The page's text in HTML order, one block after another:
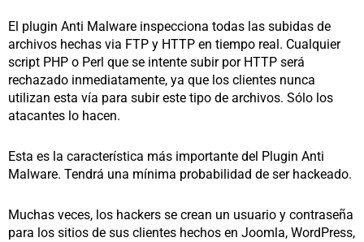
El plugin Anti Malware inspecciona todas las subidas de
archivos hechas via FTP y HTTP en tiempo real. Cualquier
script PHP o Perl que se intente subir por HTTP será
rechazado inmediatamente, ya que los clientes nunca
utilizan esta vía para subir este tipo de archivos. Sólo los
atacantes lo hacen.
Esta es la característica más importante del Plugin Anti
Malware. Tendrá una mínima probabilidad de ser hackeado.
Muchas veces, los hackers se crean un usuario y contraseña
para los sitios de sus clientes hechos en Joomla, WordPress,